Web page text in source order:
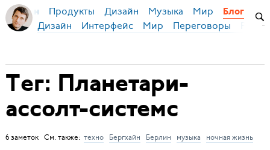
Бирман Продукты Дизайн Музыка Мир Блог
Дизайн Интерфейс Мир Переговоры
Тег: Планетари-
ассолт-системс
6 заметок См. также: техно Бергхайн Берлин музыка ночная жизнь